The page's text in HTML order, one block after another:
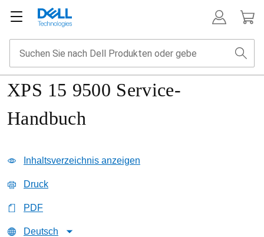
XPS 15 9500 Service-
Handbuch
Inhaltsverzeichnis anzeigen
Druck
PDF
Deutsch